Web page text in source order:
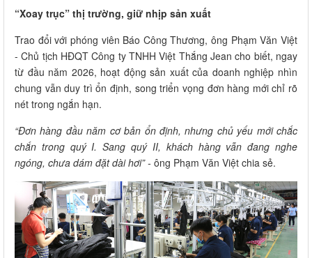
“Xoay trục” thị trường, giữ nhịp sản xuất
Trao đổi với phóng viên Báo Công Thương, ông Phạm Văn Việt
- Chủ tịch HĐQT Công ty TNHH Việt Thắng Jean cho biết, ngay
từ đầu năm 2026, hoạt động sản xuất của doanh nghiệp nhìn
chung vẫn duy trì ổn định, song triển vọng đơn hàng mới chỉ rõ
nét trong ngắn hạn.
“Đơn hàng đầu năm cơ bản ổn định, nhưng chủ yếu mới chắc
chắn trong quý I. Sang quý II, khách hàng vẫn đang nghe
ngóng, chưa dám đặt dài hơi” - ông Phạm Văn Việt chia sẻ.